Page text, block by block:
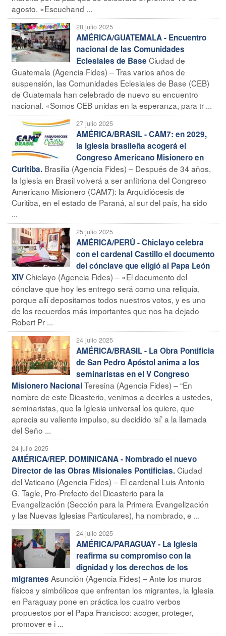
agosto. «Escuchand ...
28 julio 2025
AMÉRICA/GUATEMALA - Encuentro
nacional de las Comunidades
Eclesiales de Base Ciudad de
Guatemala (Agencia Fides) – Tras varios años de
suspensión, las Comunidades Eclesiales de Base (CEB)
de Guatemala han celebrado de nuevo su encuentro
nacional. «Somos CEB unidas en la esperanza, para tr ...
27 julio 2025
AMÉRICA/BRASIL - CAM7: en 2029,
la Iglesia brasileña acogerá el
Congreso Americano Misionero en
Curitiba. Brasilia (Agencia Fides) – Después de 34 años,
la Iglesia en Brasil volverá a ser anfitriona del Congreso
Americano Misionero (CAM7): la Arquidiócesis de
Curitiba, en el estado de Paraná, al sur del país, ha sido
...
25 julio 2025
AMÉRICA/PERÚ - Chiclayo celebra
con el cardenal Castillo el documento
del cónclave que eligió al Papa León
XIVChiclayo (Agencia Fides) – «El documento del
cónclave que hoy les entrego será como una reliquia,
porque allí depositamos todos nuestros votos, y es uno
de los recuerdos más importantes que nos ha dejado
Robert Pr ...
24 julio 2025
AMÉRICA/BRASIL - La Obra Pontificia
de San Pedro Apóstol anima a los
seminaristas en el V Congreso
Misionero NacionalTeresina (Agencia Fides) – “En
nombre de este Dicasterio, venimos a decirles a ustedes,
seminaristas, que la Iglesia universal los quiere, que
aprecia su valiente impulso, su decidido ‘sí’ a la llamada
del Seño ...
24 julio 2025
AMÉRICA/REP. DOMINICANA - Nombrado el nuevo
Director de las Obras Misionales Pontificias.Ciudad
del Vaticano (Agencia Fides) – El cardenal Luis Antonio
G. Tagle, Pro-Prefecto del Dicasterio para la
Evangelización (Sección para la Primera Evangelización
y las Nuevas Iglesias Particulares), ha nombrado, e ...
24 julio 2025
AMÉRICA/PARAGUAY - La Iglesia
reafirma su compromiso con la
dignidad y los derechos de los
migrantes Asunción (Agencia Fides) – Ante los muros
físicos y simbólicos que enfrentan los migrantes, la Iglesia
en Paraguay pone en práctica los cuatro verbos
propuestos por el Papa Francisco: acoger, proteger,
promover e i ...